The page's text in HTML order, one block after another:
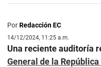
PorRedacción EC
14/12/2024, 11:25 a.m.
Una reciente auditoría
General de la República